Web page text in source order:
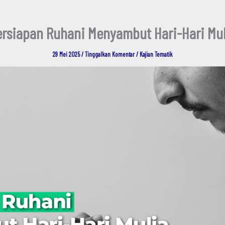
Ruhani Menyambut Hari-Hari
29 Mei 2025/Tinggalkan Komentar / Kajian Tematik